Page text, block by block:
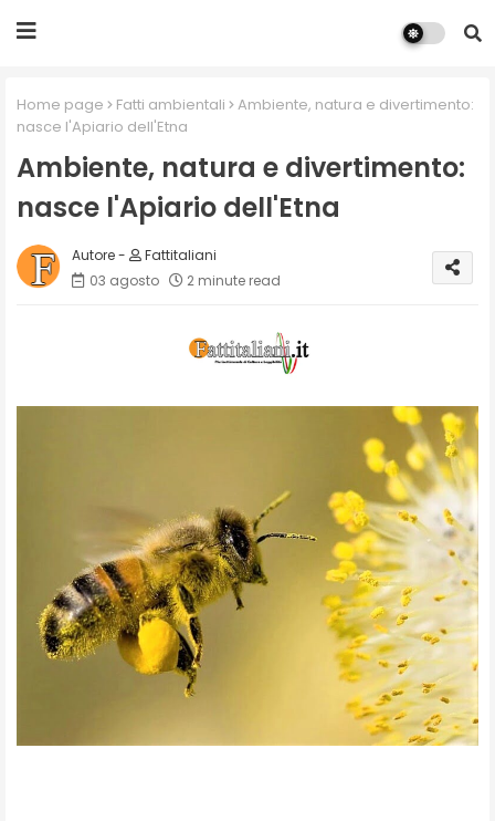
Home page Fatti ambientali
Ambiente, natura e divertimento:
nasce l'Apiario dell'Etna
Ambiente, natura e divertimento:
nasce l'Apiario dell'Etna
Fattitaliani
03 agosto
2 minute read